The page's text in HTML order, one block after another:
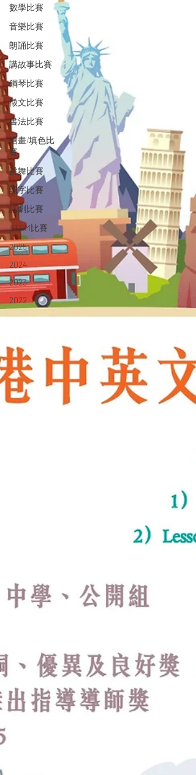
數學比賽
音樂比賽
朗誦比賽
講故事比賽
鋼琴比賽
徵文比賽
書法比賽
繪畫/填色比
賽
跳舞比賽
認字比賽
話劇比賽
STEM比賽
2025
2024
2023
2022